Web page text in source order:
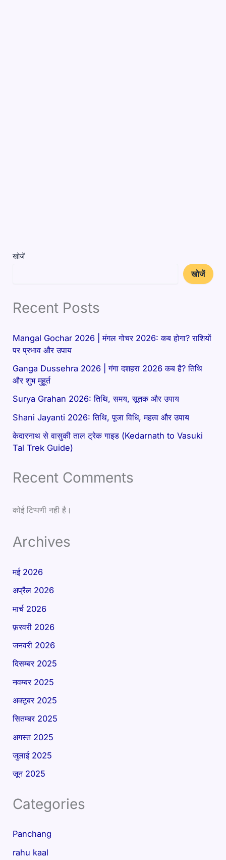
खोजें
खोजें
Recent Posts
Mangal Gochar 2026 | मंगल गोचर 2026: कब होगा? राशियों
पर प्रभाव और उपाय
Ganga Dussehra 2026 | गंगा दशहरा 2026 कब है? तिथि
और शुभ मुहूर्त
Surya Grahan 2026: तिथि, समय, सूतक और उपाय
Shani Jayanti 2026: तिथि, पूजा विधि, महत्व और उपाय
केदारनाथ से वासुकी ताल ट्रेक गाइड (Kedarnath to Vasuki
Tal Trek Guide)
Recent Comments
कोई टिप्पणी नही है।
Archives
मई 2026
अप्रैल 2026
मार्च 2026
फ़रवरी 2026
जनवरी 2026
दिसम्बर 2025
नवम्बर 2025
अक्टूबर 2025
सितम्बर 2025
अगस्त 2025
जुलाई 2025
जून 2025
Categories
Panchang
rahu kaal